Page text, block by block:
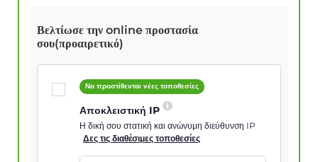
Βελτίωσε την online προστασία
σου(προαιρετικό)
Να προστίθενται νέες τοποθεσίες
Αποκλειστική IP
Η δική σου στατική και ανώνυμη διεύθυνση IP
Δες τις διαθέσιμες τοποθεσίες